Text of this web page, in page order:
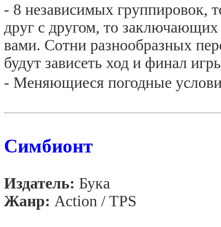
- 8 независимых группировок,
друг с другом, то
вами. Сотни разнообразных
будут зависеть ход и финал
- Меняющиеся погодные
Симбионт
Издатель: Бука
Жанр: Action / TPS